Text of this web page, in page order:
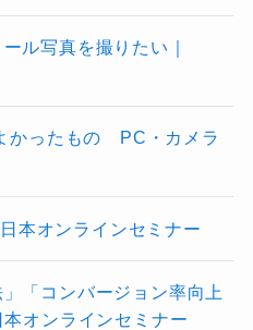
ル写真を撮りたい｜
かったもの PC・カメラ
本オンラインセミナー
「コンバージョン率向上
オンラインセミナー